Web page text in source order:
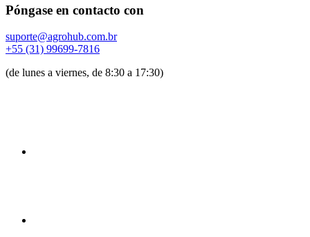
Póngase en contacto con
suporte@agrohub.com.br
+55 (31) 99699-7816
(de lunes a viernes, de 8:30 a 17:30)